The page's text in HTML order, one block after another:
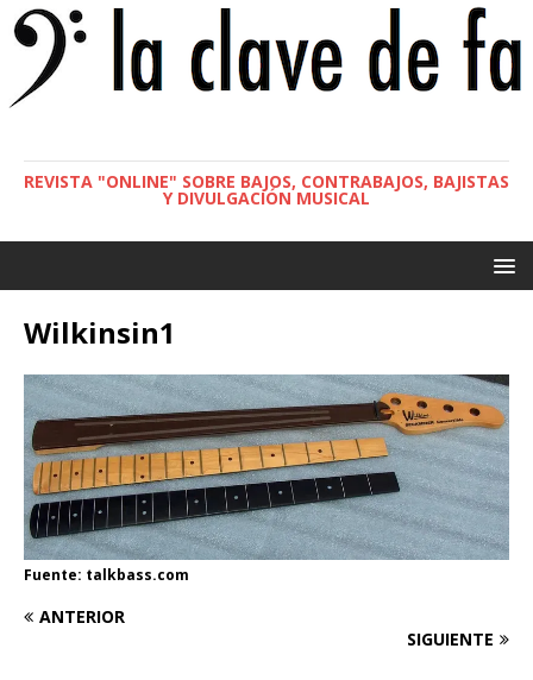
REVISTA "ONLINE" SOBRE BAJOS, CONTRABAJOS, BAJISTAS
Y DIVULGACIÓN MUSICAL
Wilkinsin1
Fuente: talkbass.com
ANTERIOR
SIGUIENTE